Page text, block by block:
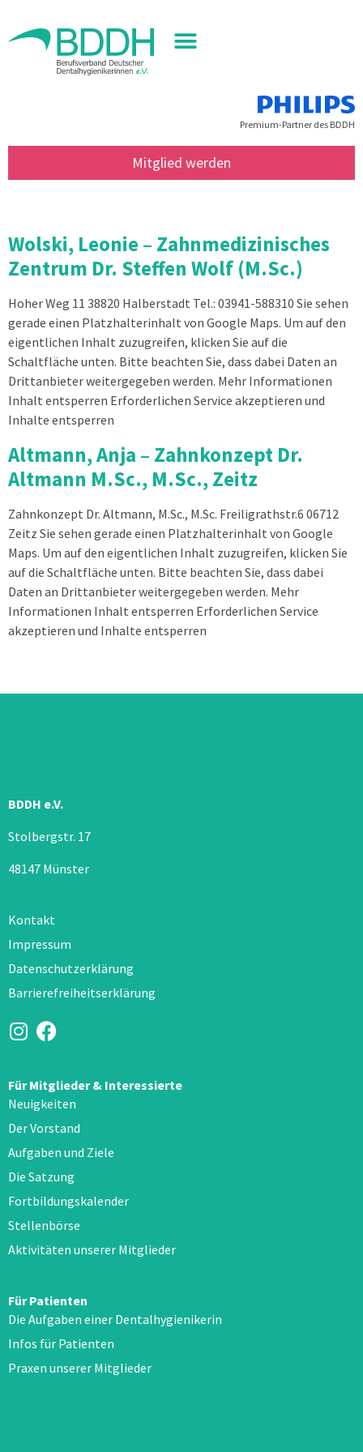
Premium-Partner des BDDH
Mitglied werden
Wolski, Leonie – Zahnmedizinisches
Zentrum Dr. Steffen Wolf (M.Sc.)
Hoher Weg 11 38820 Halberstadt Tel.: 03941-588310 Sie sehen
gerade einen Platzhalterinhalt von Google Maps. Um auf den
eigentlichen Inhalt zuzugreifen, klicken Sie auf die
Schaltfläche unten. Bitte beachten Sie, dass dabei Daten an
Drittanbieter weitergegeben werden. Mehr Informationen
Inhalt entsperren Erforderlichen Service akzeptieren und
Inhalte entsperren
Altmann, Anja – Zahnkonzept Dr.
Altmann M.Sc., M.Sc., Zeitz
Zahnkonzept Dr. Altmann, M.Sc., M.Sc. Freiligrathstr.6 06712
Zeitz Sie sehen gerade einen Platzhalterinhalt von Google
Maps. Um auf den eigentlichen Inhalt zuzugreifen, klicken Sie
auf die Schaltfläche unten. Bitte beachten Sie, dass dabei
Daten an Drittanbieter weitergegeben werden. Mehr
Informationen Inhalt entsperren Erforderlichen Service
akzeptieren und Inhalte entsperren
BDDH e.V.
Stolbergstr. 17
48147 Münster
Kontakt
Impressum
Datenschutzerklärung
Barrierefreiheitserklärung
Für Mitglieder & Interessierte
Neuigkeiten
Der Vorstand
Aufgaben und Ziele
Die Satzung
Fortbildungskalender
Stellenbörse
Aktivitäten unserer Mitglieder
Für Patienten
Die Aufgaben einer Dentalhygienikerin
Infos für Patienten
Praxen unserer Mitglieder